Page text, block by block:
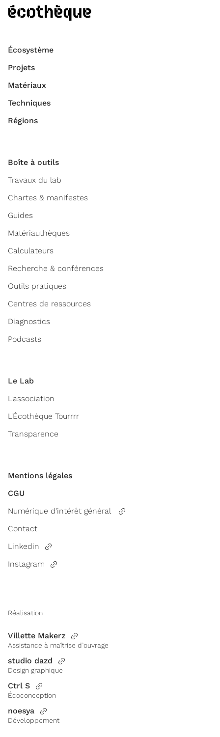
Écosystème
Projets
Matériaux
Techniques
Régions
Boîte à outils
Travaux du lab
Chartes & manifestes
Guides
Matériauthèques
Calculateurs
Recherche & conférences
Outils pratiques
Centres de ressources
Diagnostics
Podcasts
Le Lab
L'association
L'Écothèque Tourrrr
Transparence
Mentions légales
CGU
Numérique d'intérêt général
Contact
Linkedin
Instagram
Réalisation
Villette Makerz
Assistance à maîtrise d’ouvrage
studio dazd
Design graphique
Ctrl S
Écoconception
noesya
Développement